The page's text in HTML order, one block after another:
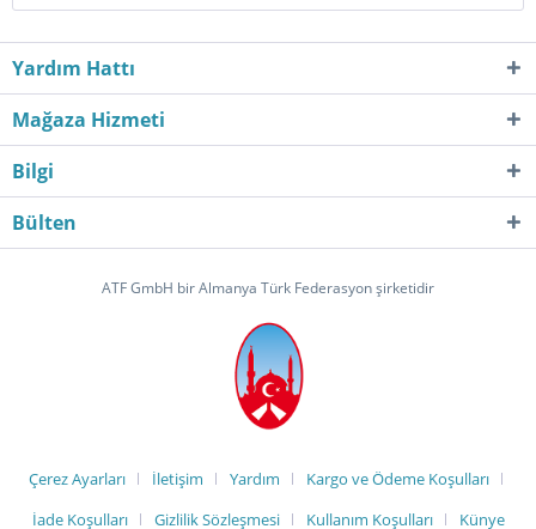
Yardım Hattı
Mağaza Hizmeti
Bilgi
Bülten
ATF GmbH bir Almanya Türk Federasyon şirketidir
Çerez Ayarları İletişim Yardım
Kargo ve Ödeme Koşulları
İade Koşulları
Gizlilik Sözleşmesi Kullanım Koşulları Künye